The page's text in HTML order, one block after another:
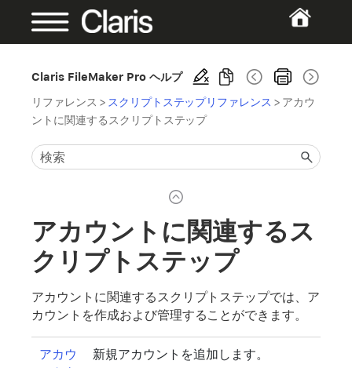
Claris FileMaker Pro ヘルプ
リファレンス > スクリプトステップリファレンス > アカウ
ントに関連するスクリプトステップ
アカウントに関連するス
クリプトステップ
アカウントに関連するスクリプトステップでは、ア
カウントを作成および管理することができます。
アカウ
新規アカウントを追加します。